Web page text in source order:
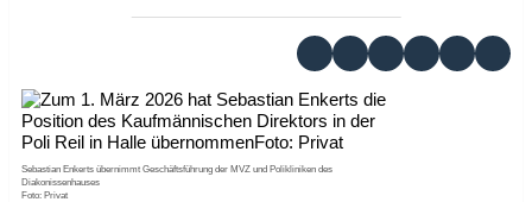
Sebastian Enkerts übernimmt Geschäftsführung der MVZ und Polikliniken des
Diakonissenhauses
Foto: Privat